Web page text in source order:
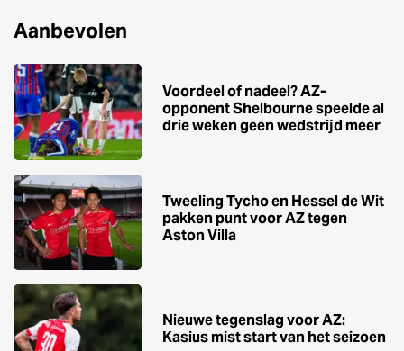
Aanbevolen
Voordeel of nadeel? AZ-
opponent Shelbourne speelde al
drie weken geen wedstrijd meer
Tweeling Tycho en Hessel de Wit
pakken punt voor AZ tegen
Aston Villa
Nieuwe tegenslag voor AZ:
Kasius mist start van het seizoen